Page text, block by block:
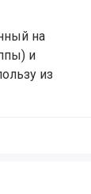
на
и
из